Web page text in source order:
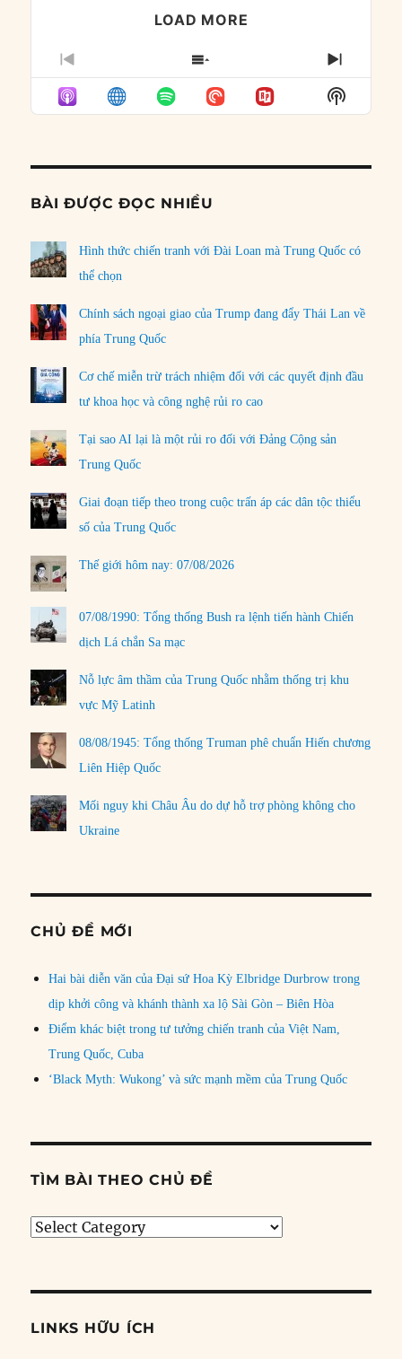
LOAD MORE
PREVIOUS
EPISODE
SHOW
EPISODES
LIST
NEXT
Show
Podcast
BÀI ĐƯỢC ĐỌC NHIỀU
Hình thức chiến tranh với Đài Loan mà Trung Quốc có
thể chọn
Chính sách ngoại giao của Trump đang đẩy Thái Lan về
phía Trung Quốc
Cơ chế miễn trừ trách nhiệm đối với các quyết định đầu
tư khoa học và công nghệ rủi ro cao
Tại sao AI lại là một rủi ro đối với Đảng Cộng sản
Trung Quốc
Giai đoạn tiếp theo trong cuộc trấn áp các dân tộc thiểu
số của Trung Quốc
Thế giới hôm nay: 07/08/2026
07/08/1990: Tổng thống Bush ra lệnh tiến hành Chiến
dịch Lá chắn Sa mạc
Nỗ lực âm thầm của Trung Quốc nhằm thống trị khu
vực Mỹ Latinh
08/08/1945: Tổng thống Truman phê chuẩn Hiến chương
Liên Hiệp Quốc
Mối nguy khi Châu Âu do dự hỗ trợ phòng không cho
Ukraine
CHỦ ĐỀ MỚI
Hai bài diễn văn của Đại sứ Hoa Kỳ Elbridge Durbrow trong
dịp khởi công và khánh thành xa lộ Sài Gòn – Biên Hòa
Điểm khác biệt trong tư tưởng chiến tranh của Việt Nam,
Trung Quốc, Cuba
‘Black Myth: Wukong’ và sức mạnh mềm của Trung Quốc
TÌM BÀI THEO CHỦ ĐỀ
Tìm
đề
LINKS HỮU ÍCH